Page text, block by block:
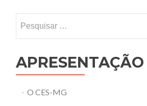
APRESENTAÇÃO
O CES-MG